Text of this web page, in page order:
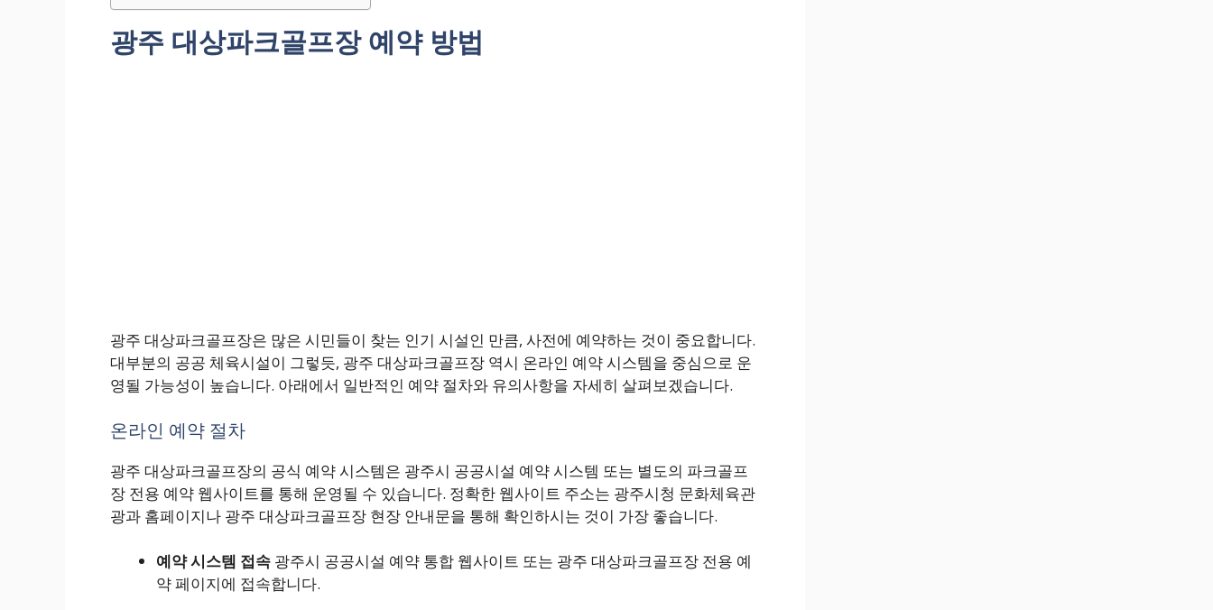
광주 대상파크골프장 예약 방법
광주 대상파크골프장은 많은 시민들이 찾는 인기 시설인 만큼, 사전에 예약하는 것이 중요합니다.
대부분의 공공 체육시설이 그렇듯, 광주 대상파크골프장 역시 온라인 예약 시스템을 중심으로 운
영될 가능성이 높습니다. 아래에서 일반적인 예약 절차와 유의사항을 자세히 살펴보겠습니다.
온라인 예약 절차
광주 대상파크골프장의 공식 예약 시스템은 광주시 공공시설 예약 시스템 또는 별도의 파크골프
장 전용 예약 웹사이트를 통해 운영될 수 있습니다. 정확한 웹사이트 주소는 광주시청 문화체육관
광과 홈페이지나 광주 대상파크골프장 현장 안내문을 통해 확인하시는 것이 가장 좋습니다.
예약 시스템 접속 광주시 공공시설 예약 통합 웹사이트 또는 광주 대상파크골프장 전용 예
약 페이지에 접속합니다.